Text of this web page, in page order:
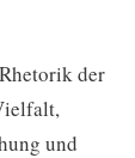
der
und